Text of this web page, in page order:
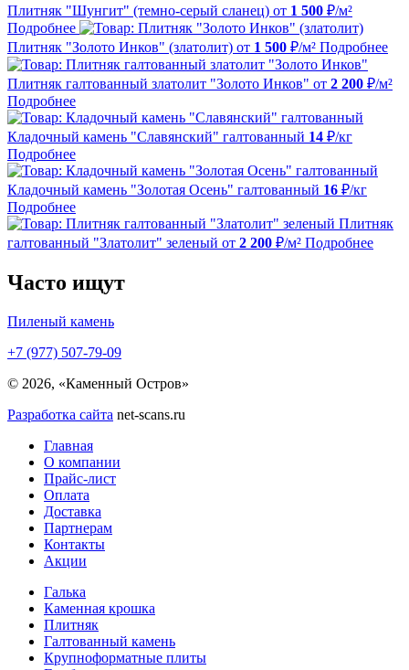
Плитняк "Шунгит" (темно-серый сланец) от 1 500 ₽/м²
Подробнее
Плитняк "Золото Инков" (златолит) от 1 500 ₽/м² Подробнее
Плитняк галтованный златолит "Золото Инков" от 2 200 ₽/м²
Подробнее
Кладочный камень "Славянский" галтованный 14 ₽/кг
Подробнее
Кладочный камень "Золотая Осень" галтованный 16 ₽/кг
Подробнее
Плитняк
галтованный "Златолит" зеленый от 2 200 ₽/м² Подробнее
Часто ищут
Пиленый камень
+7 (977) 507-79-09
© 2026, «Каменный Остров»
Разработка сайта net-scans.ru
Главная
О компании
Прайс-лист
Оплата
Доставка
Партнерам
Контакты
Акции
Галька
Каменная крошка
Плитняк
Галтованный камень
Крупноформатные плиты